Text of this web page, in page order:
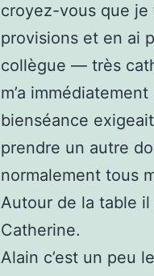
croyez-vous que je
provisions et en ai
collègue — très
m’a
bienséance
prendre un autre
normalement tous
Autour de la table
Catherine.
Alain c’est un peu